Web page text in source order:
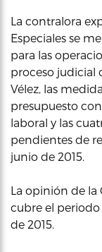
La contralora
Especiales se
para las
proceso judicial
Vélez, las
presupuesto
laboral y las
pendientes de
junio de 2015.
La opinión de la
cubre el periodo
de 2015.